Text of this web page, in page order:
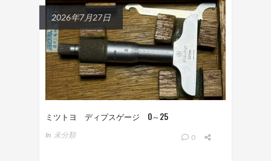
2026年7月27日
ミツトヨ ディプスゲージ 0～25
In 未分類 0